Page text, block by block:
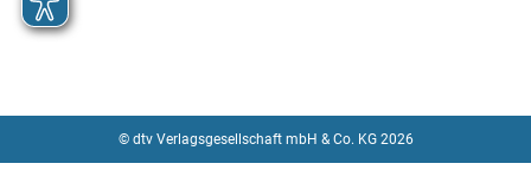
© dtv Verlagsgesellschaft mbH & Co. KG 2026